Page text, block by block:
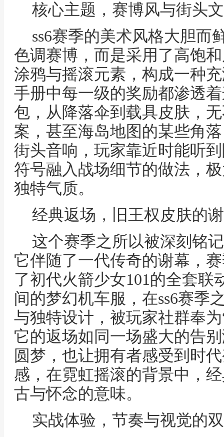
核心主题，赛博风与街头
ss6赛季的美术风格大胆而
色调赛博，而是采用了高饱
涂鸦与摇滚元素，构成一种
手册中每一级的奖励都渗透
包，从降落伞到载具皮肤，
案，甚至海岛地图的某些角
街头音响，玩家靠近时能听
符号融入战场细节的做法，
独特气质。
经典返场，旧王权皮肤的
这个赛季之所以被深刻铭
它伴随了一代传奇的谢幕，
了初代火箭少女101的全套联
间的梦幻机车服，在ss6赛季
与独特设计，被玩家社群奉
它的返场如同一场盛大的告
圆梦，也让拥有者感受到时
感，在霓虹摇滚的背景中，
古与怀念的意味。
实战体验，节奏与视觉的